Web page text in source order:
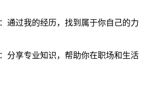
：通过我的经历，找到属于你自己的力
：分享专业知识，帮助你在职场和生活